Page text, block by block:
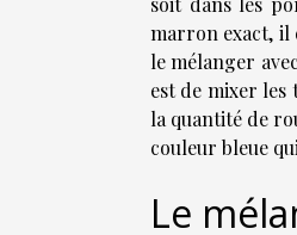
marron exact, il
le mélanger
est de mixer les
la quantité de
couleur bleue
Le